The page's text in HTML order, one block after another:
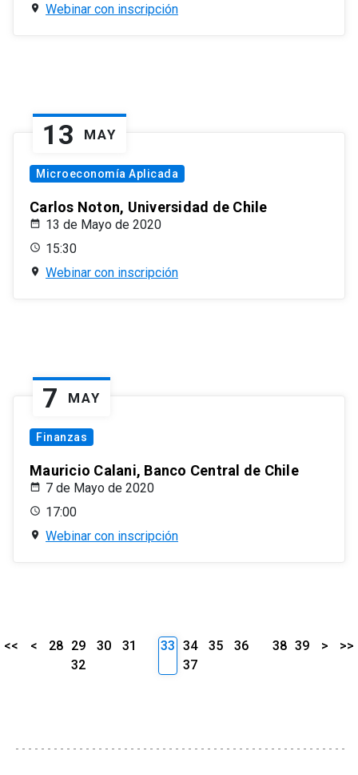
Webinar con inscripción
13 MAY
Microeconomía Aplicada
Carlos Noton, Universidad de Chile
13 de Mayo de 2020
15:30
Webinar con inscripción
7 MAY
Finanzas
Mauricio Calani, Banco Central de Chile
7 de Mayo de 2020
17:00
Webinar con inscripción
<< < 28 29 30
31
32
33 34 35
36
37
38 39 > >>